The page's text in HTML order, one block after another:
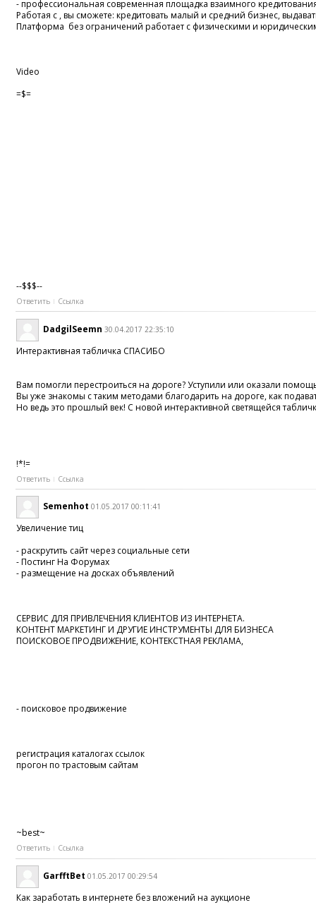
- профессиональная современная площадка взаимного
Работая с , вы сможете: кредитовать малый и средний бизнес,
Платформа без ограничений работает с физическими и
Video
=$=
--$$$--
Ответить Ссылка
DadgilSeemn 30.04.2017 22:35:10
Интерактивная табличка СПАСИБО
Вам помогли перестроиться на дороге? Уступили или оказали
Вы уже знакомы с таким методами благодарить на дороге, как
Но ведь это прошлый век! С новой интерактивной светящейся
!*!=
Ответить Ссылка
Semenhot 01.05.2017 00:11:41
Увеличение тиц
- раскрутить сайт через социальные сети
- Постинг На Форумах
- размещение на досках объявлений
СЕРВИС ДЛЯ ПРИВЛЕЧЕНИЯ КЛИЕНТОВ ИЗ ИНТЕРНЕТА.
КОНТЕНТ МАРКЕТИНГ И ДРУГИЕ ИНСТРУМЕНТЫ ДЛЯ БИЗНЕСА
ПОИСКОВОЕ ПРОДВИЖЕНИЕ, КОНТЕКСТНАЯ РЕКЛАМА,
- поисковое продвижение
регистрация каталогах ссылок
прогон по трастовым сайтам
~best~
Ответить Ссылка
GarfftBet 01.05.2017 00:29:54
Как заработать в интернете без вложений на аукционе